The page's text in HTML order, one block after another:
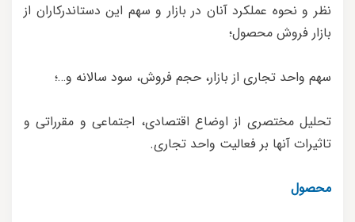
نظر و نحوه عملکرد آنان در بازار و سهم این دستاندرکاران از
بازار فروش محصول؛
سهم واحد تجاری از بازار، حجم فروش، سود سالانه و…؛
تحلیل مختصری از اوضاع اقتصادی، اجتماعی و مقرراتی و
تاثیرات آنها بر فعالیت واحد تجاری.
محصول